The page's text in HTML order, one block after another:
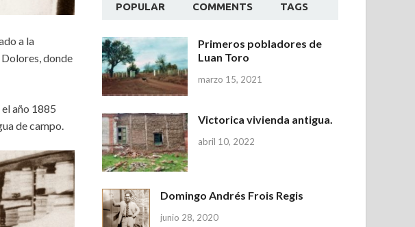
a la
donde
año 1885
de campo.
POPULAR COMMENTS TAGS
Primeros pobladores de
Luan Toro
marzo 15, 2021
Victorica vivienda antigua.
abril 10, 2022
Domingo Andrés Frois Regis
junio 28, 2020